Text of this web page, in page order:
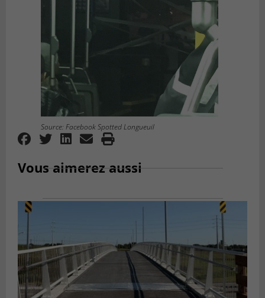
Source: Facebook Spotted Longueuil
Vous aimerez aussi